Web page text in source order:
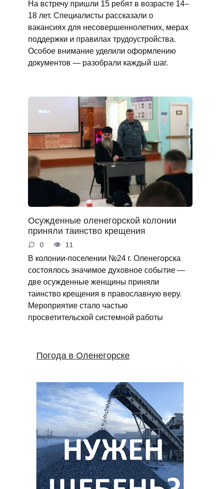
На встречу пришли 15 ребят в возрасте 14–
18 лет. Специалисты рассказали о
вакансиях для несовершеннолетних, мерах
поддержки и правилах трудоустройства.
Особое внимание уделили оформлению
документов — разобрали каждый шаг.
Осужденные оленегорской колонии
приняли таинство крещения
0 11
В колонии-поселении №24 г. Оленегорска
состоялось значимое духовное событие —
две осужденные женщины приняли
таинство крещения в православную веру.
Мероприятие стало частью
просветительской системной работы
Погода в Оленегорске